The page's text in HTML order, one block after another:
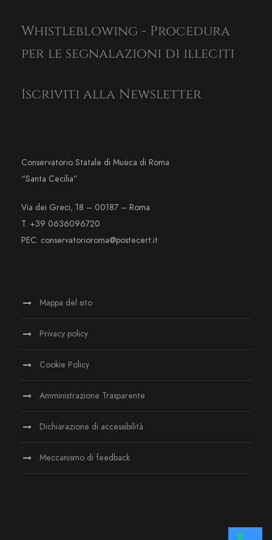
Whistleblowing - Procedura
per le segnalazioni di illeciti
Iscriviti alla Newsletter
Conservatorio Statale di Musica di Roma
“Santa Cecilia”
Via dei Greci, 18 – 00187 – Roma
T. +39 0636096720
PEC: conservatorioroma@postecert.it
Mappa del sito
Privacy policy
Cookie Policy
Amministrazione Trasparente
Dichiarazione di accessibilità
Meccanismo di feedback